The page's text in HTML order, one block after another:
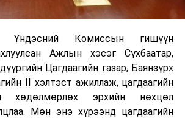
Үндэсний Комиссын гишүүн
Ажлын хэсэг Сүхбаатар,
Цагдаагийн газар, Баянзүрх
II хэлтэст ажиллаж, цагдаагийн
хөдөлмөрлөх эрхийн нөхцөл
Мөн энэ хүрээнд цагдаагийн